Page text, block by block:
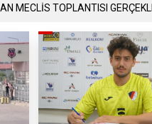
ÇİFTLER DESTEKLENİYOR
TETİKTE
MECLİS TOPLANTISI